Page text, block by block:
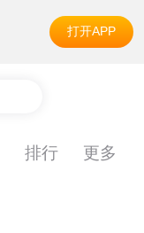
打开APP
排行 更多